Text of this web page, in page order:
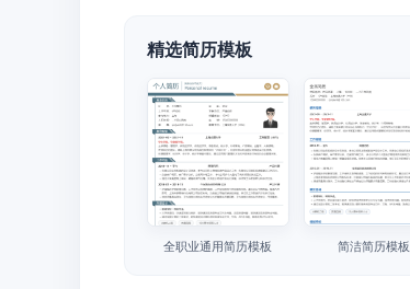
精选简历模板
全职业通用简历模板 简洁简历模板